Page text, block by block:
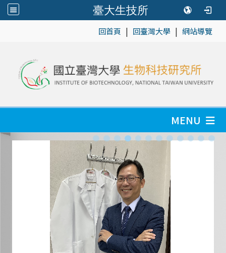
臺大生技所
回首頁 | 回臺灣大學 | 網站導覽
MENU